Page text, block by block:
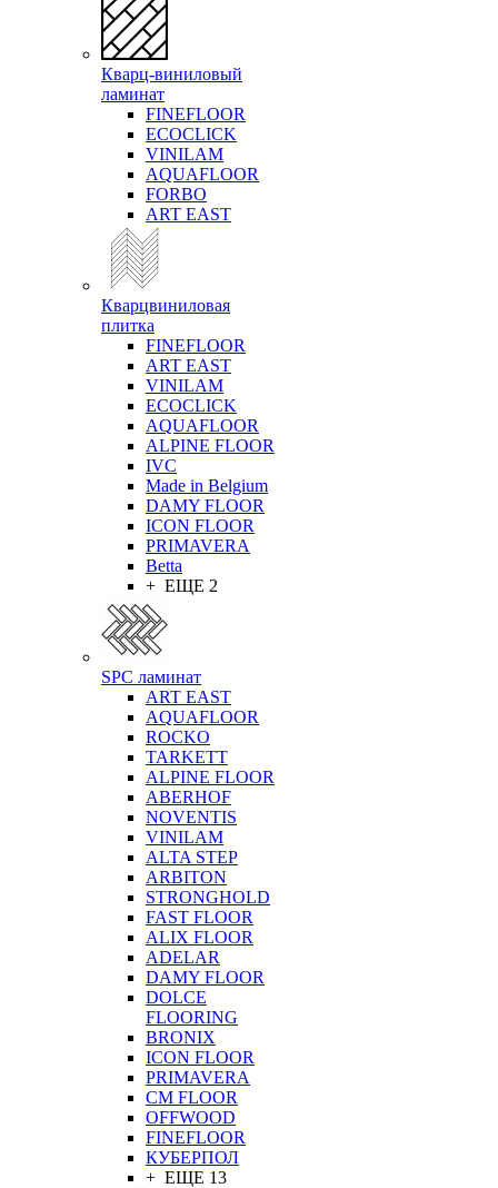
Кварц-виниловый
ламинат
FINEFLOOR
ECOCLICK
VINILAM
AQUAFLOOR
FORBO
ART EAST
Кварцвиниловая
плитка
FINEFLOOR
ART EAST
VINILAM
ECOCLICK
AQUAFLOOR
ALPINE FLOOR
IVC
Made in Belgium
DAMY FLOOR
ICON FLOOR
PRIMAVERA
Betta
+ ЕЩЕ 2
SPC ламинат
ART EAST
AQUAFLOOR
ROCKO
TARKETT
ALPINE FLOOR
ABERHOF
NOVENTIS
VINILAM
ALTA STEP
ARBITON
STRONGHOLD
FAST FLOOR
ALIX FLOOR
ADELAR
DAMY FLOOR
DOLCE
FLOORING
BRONIX
ICON FLOOR
PRIMAVERA
CM FLOOR
OFFWOOD
FINEFLOOR
КУБЕРПОЛ
+ ЕЩЕ 13